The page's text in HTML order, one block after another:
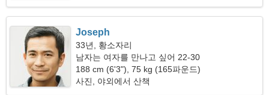
Joseph
33년, 황소자리
남자는 여자를 만나고 싶어 22-30
188 cm (6'3"), 75 kg (165파운드)
사진, 야외에서 산책